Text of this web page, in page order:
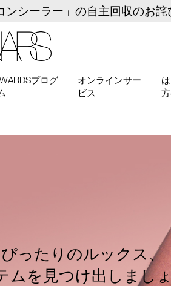
ンシーラー」の自主回収のお
プログ
オンラインサー
ビス
ったりのルックス、
ムを見つけ出しまし